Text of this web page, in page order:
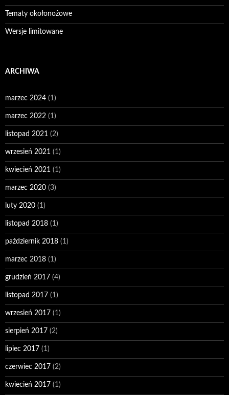
Tematy okołonożowe
Wersje limitowane
ARCHIWA
marzec 2024 (1)
marzec 2022 (1)
listopad 2021 (2)
wrzesień 2021 (1)
kwiecień 2021 (1)
marzec 2020 (3)
luty 2020 (1)
listopad 2018 (1)
październik 2018 (1)
marzec 2018 (1)
grudzień 2017 (4)
listopad 2017 (1)
wrzesień 2017 (1)
sierpień 2017 (2)
lipiec 2017 (1)
czerwiec 2017 (2)
kwiecień 2017 (1)